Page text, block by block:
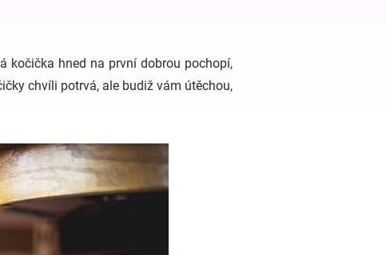
kočička hned na první dobrou pochopí,
chvíli potrvá, ale budiž vám útěchou,